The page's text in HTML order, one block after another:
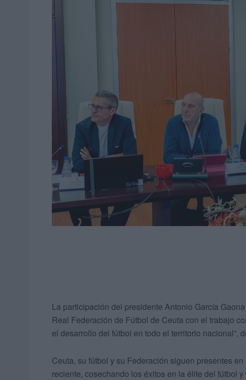
La participación del presidente Antonio García
Real Federación de Fútbol de Ceuta con el trabajo
el desarrollo del fútbol en todo el territorio nacional”,
Ceuta, su fútbol y su Federación siguen presentes
reciente, cosechando los éxitos en la élite del fútbol